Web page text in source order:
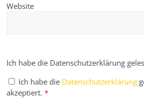
Website
Ich habe die Datenschutzerklärung
Ich habe die Datenschutzerklärung
akzeptiert. *